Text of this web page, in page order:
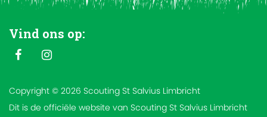
Vind ons op:
Copyright © 2026 Scouting St Salvius Limbricht
Dit is de officiële website van Scouting St Salvius Limbricht